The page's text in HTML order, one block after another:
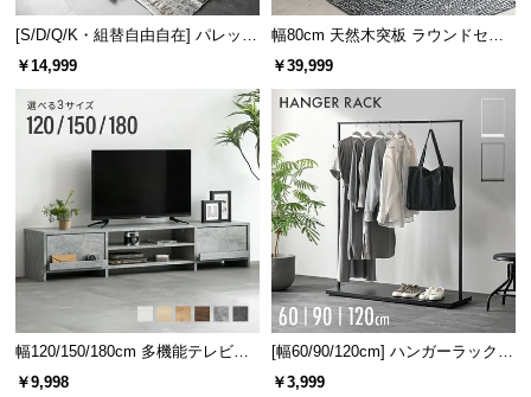
[S/D/Q/K・組替自由自在] パレット
ベッド 8/12/16枚セット
￥14,999
幅80cm 天然木突板 ラウンドセン
ターテーブル 美しい格子デザイン
￥39,999
幅120/150/180cm 多機能テレビボ
ード 木目/石目調 オープン収納・
￥9,998
[幅60/90/120cm] ハンガーラック
スチール 4段階高さ調節 サイドフ
￥3,999